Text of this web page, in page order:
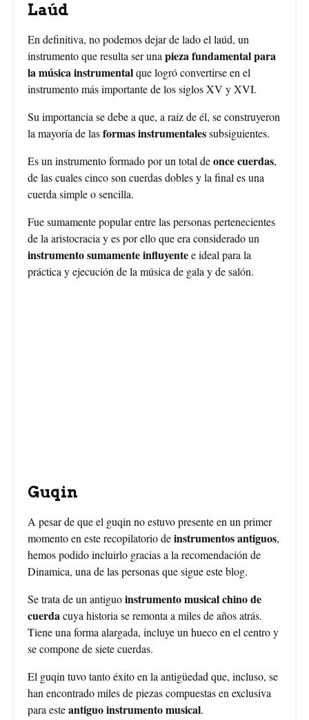
Laúd
En definitiva, no podemos dejar de lado el laúd, un
instrumento que resulta ser unapieza fundamental para
la música instrumentalque logró convertirse en el
instrumento más importante de los siglos XV y XVI.
Su importancia se debe a que, a raíz de él, se construyeron
la mayoría de lasformas instrumentalessubsiguientes.
Es un instrumento formado por un total deonce cuerdas,
de las cuales cinco son cuerdas dobles y la final es una
cuerda simple o sencilla.
Fue sumamente popular entre las personas pertenecientes
de la aristocracia y es por ello que era considerado un
instrumento sumamente influyentee ideal para la
práctica y ejecución de la música de gala y de salón.
Guqin
A pesar de que el guqin no estuvo presente en un primer
momento en este recopilatorio deinstrumentos antiguos,
hemos podido incluirlo gracias a la recomendación de
Dinamica, una de las personas que sigue este blog.
Se trata de un antiguoinstrumento musical chino de
cuerdacuya historia se remonta a miles de años atrás.
Tiene una forma alargada, incluye un hueco en el centro y
se compone de siete cuerdas.
El guqin tuvo tanto éxito en la antigüedad que, incluso, se
han encontrado miles de piezas compuestas en exclusiva
para esteantiguo instrumento musical.